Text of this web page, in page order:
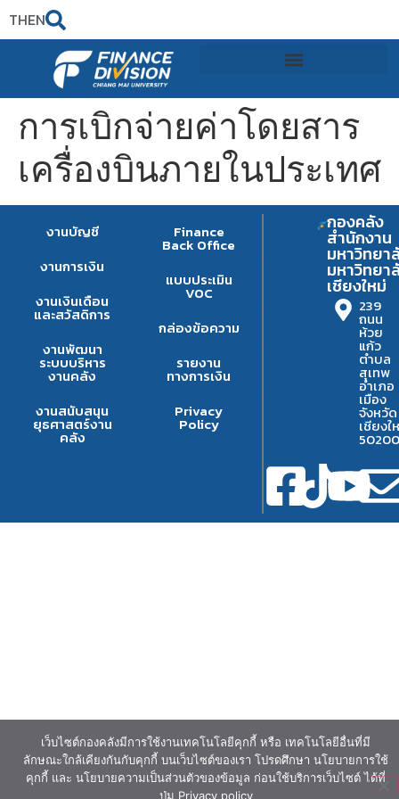
THEN
การเบิกจ่ายค่าโดยสาร
เครื่องบินภายในประเทศ
งานบัญชี
งานการเงิน
งานเงินเดือน
และสวัสดิการ
งานพัฒนา
ระบบบริหาร
งานคลัง
งานสนับสนุน
ยุธศาสตร์งาน
คลัง
Finance
Back Office
แบบประเมิน
VOC
กล่องข้อความ
รายงาน
ทางการเงิน
Privacy
Policy
กองคลัง
สำนักงาน
มหาวิทยา
มหาวิทยา
เชียงใหม่
239
ถนน
ห้วย
แก้ว
ตำบล
สุเทพ
อำเภอ
เมือง
จังหวัด
เชียงใ
50200
เว็บไซต์กองคลังมีการใช้งานเทคโนโลยีคุกกี้ หรือ เทคโนโลยีอื่นที่มี
ลักษณะใกล้เคียงกันกับคุกกี้ บนเว็บไซต์ของเรา โปรดศึกษา นโยบายการใช้
คุกกี้ และ นโยบายความเป็นส่วนตัวของข้อมูล ก่อนใช้บริการเว็บไซต์ ได้ที่
ปุ่ม Privacy policy